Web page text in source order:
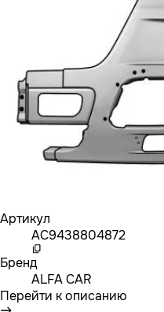
Артикул
AC9438804872
Бренд
ALFA CAR
Перейти к описанию